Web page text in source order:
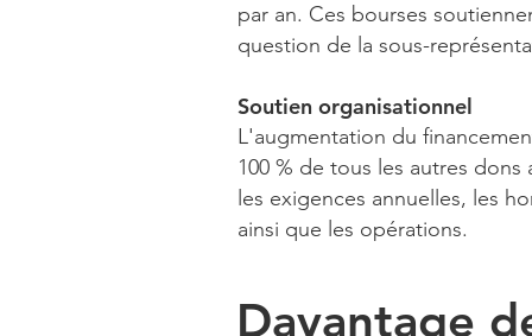
par an. Ces bourses
question de la sous-
Soutien organisationnel
L'augmentation du
100 % de tous les autres
les exigences annuelles, les
ainsi que les opérations.
Davantage